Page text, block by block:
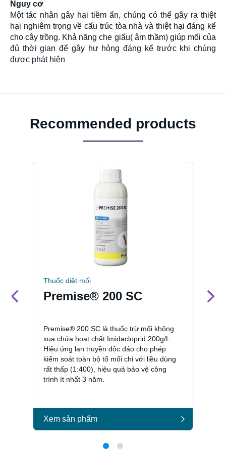
Nguy cơ
Một tác nhân gây hại tiềm ẩn, chúng có thể gây ra thiệt
hại nghiêm trọng về cấu trúc tòa nhà và thiệt hại đáng kể
cho cây trồng. Khả năng che giấu( âm thầm) giúp mối của
đủ thời gian để gây hư hỏng đáng kể trước khi chúng
được phát hiện
Recommended products
Thuốc diệt mối
Premise® 200 SC
Premise® 200 SC là thuốc trừ mối không
xua chứa hoạt chất Imidacloprid 200g/L.
Hiệu ứng lan truyền độc đáo cho phép
kiểm soát toàn bộ tổ mối chỉ với liều dùng
rất thấp (1:400), hiệu quả bảo vệ công
trình ít nhất 3 năm.
Xem sản phẩm